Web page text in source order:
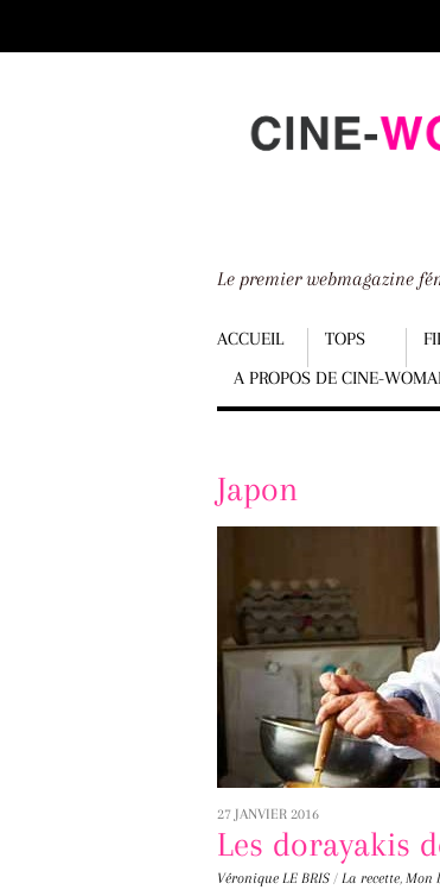
down
Le premier webmagazine
Menu
ACCUEIL TOPS
A PROPOS DE CINE-
Scroll
content
Japon
27 JANVIER 2016
Les dorayakis
Véronique LE BRIS / La recette, Mon